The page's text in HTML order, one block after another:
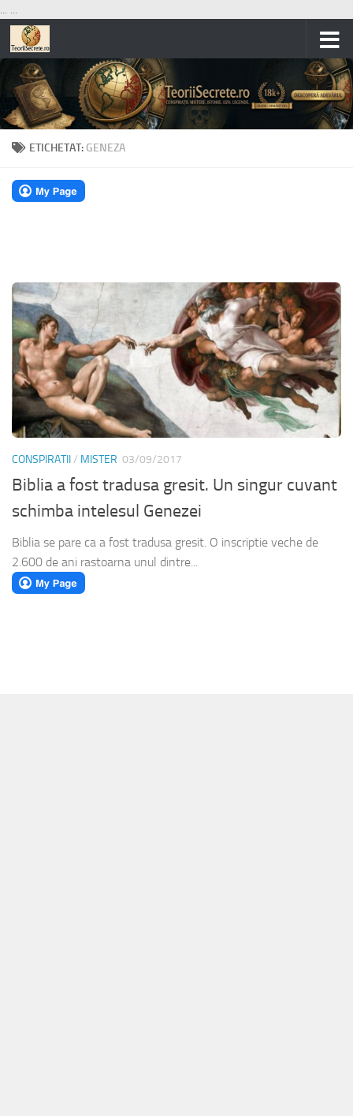
... ...
Skip to content
ETICHETAT: GENEZA
CONSPIRATII/ MISTER 03/09/2017
Biblia a fost tradusa gresit. Un singur cuvant
schimba intelesul Genezei
Biblia se pare ca a fost tradusa gresit. O inscriptie veche de
2.600 de ani rastoarna unul dintre...